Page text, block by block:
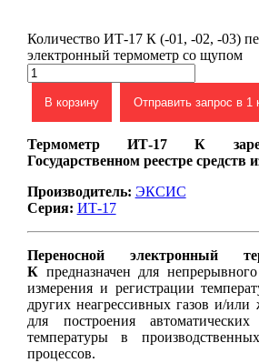
Количество ИТ-17 К (-01, -02, -03)
электронный термометр со щупом
В корзину Отправить запрос в 1
Термометр ИТ-17 К
Государственном реестре средств
Производитель: ЭКСИС
Серия: ИТ-17
Переносной электронный
Кпредназначен для непрерывного
измерения и регистрации
других неагрессивных газов и/или
для построения
температуры в
процессов.